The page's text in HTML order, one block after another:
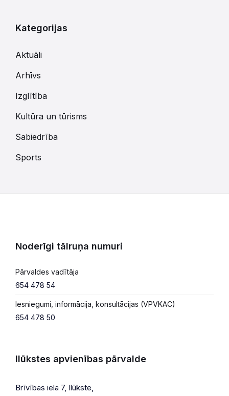
Kategorijas
Aktuāli
Arhīvs
Izglītība
Kultūra un tūrisms
Sabiedrība
Sports
Noderīgi tālruņa numuri
Pārvaldes vadītāja
654 478 54
Iesniegumi, informācija, konsultācijas (VPVKAC)
654 478 50
Ilūkstes apvienības pārvalde
Brīvības iela 7, Ilūkste,